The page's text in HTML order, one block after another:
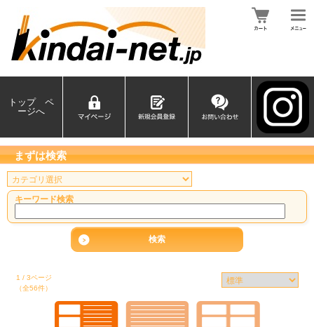
トップ ペ
ージへ
まずは検索
キーワード検索
1 / 3ページ
（全56件）